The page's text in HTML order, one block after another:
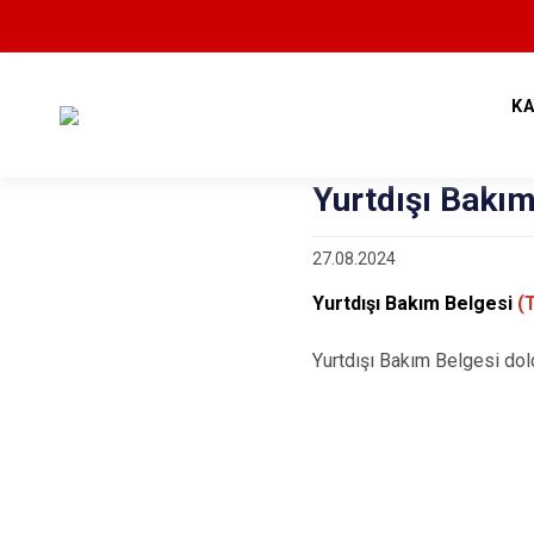
Yurtdışı
27.08.2024
Yurtdışı Bakım Belgesi
Yurtdışı Bakım Belgesi